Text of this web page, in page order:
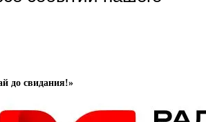
до свидания!»